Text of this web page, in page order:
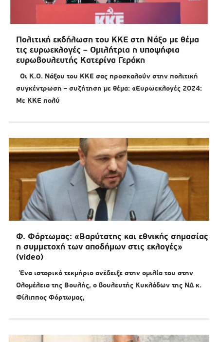
Πολιτική εκδήλωση του ΚΚΕ στη Νάξο με θέμα
τις ευρωεκλογές – Ομιλήτρια η υποψήφια
ευρωβουλευτής Κατερίνα Γεράκη
Οι Κ.Ο. Νάξου του ΚΚΕ σας προσκαλούν στην πολιτική
συγκέντρωση – συζήτηση με θέμα: «Ευρωεκλογές 2024:
Με ΚΚΕ πολύ
Φ. Φόρτωμας: «Βαρύτατης και εθνικής σημασίας
η συμμετοχή των αποδήμων στις εκλογές»
(video)
Ένα ιστορικό τεκμήριο ανέδειξε στην ομιλία του στην
Ολομέλεια της Βουλής, ο βουλευτής Κυκλάδων της ΝΔ κ.
Φίλιππος Φόρτωμας,